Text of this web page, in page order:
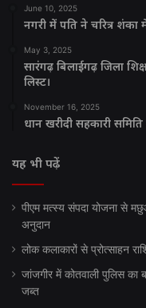
June 10, 2025
नगरी में पति ने चरित्र शंका
May 3, 2025
सारंगढ़ बिलाईगढ़ जिला
लिस्ट।
November 16, 2025
धान खरीदी सहकारी
यह भी पढ़ें
पीएम मत्स्य संपदा योजना से
अनुदान
लोक कलाकारों से प्रोत्साहन
जांजगीर में कोतवाली पुलिस
जब्त